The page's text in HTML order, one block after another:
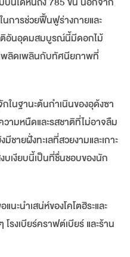
นการช่วยฟื้นฟูร่างกายและ
ติอันอุดมสมบูรณ์นี้มีดอกไม้
เพลิดเพลินกับทัศนียภาพที่
ในฐานะต้นกำเนินของอุด้งซา
มหนืดและรสชาติที่ไม่อาจลืม
ชายฝั่งทะเลที่สวยงามและเกาะ
บเงียบนี้เป็นที่ชื่นชอบของนัก
นะนำเสน่ห์ของโคโตฮิระและ
รงเบียร์คราฟต์เบียร์ และร้าน